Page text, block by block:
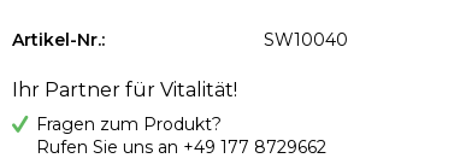
Artikel-Nr.: SW10040
Ihr Partner für Vitalität!
Fragen zum Produkt?
Rufen Sie uns an +49 177 8729662